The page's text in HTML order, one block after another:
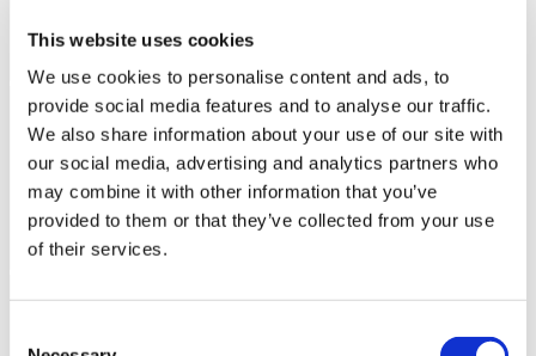
This website uses cookies
We use cookies to personalise content and ads, to
provide social media features and to analyse our traffic.
We also share information about your use of our site with
our social media, advertising and analytics partners who
may combine it with other information that you’ve
provided to them or that they’ve collected from your use
of their services.